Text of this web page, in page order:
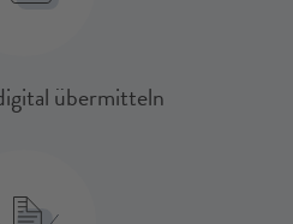
übermitteln